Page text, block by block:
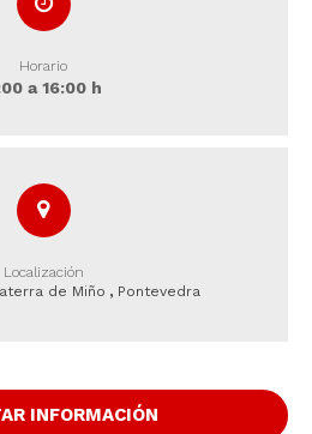
Horario
a 16:00 h
Localización
de Miño , Pontevedra
INFORMACIÓN